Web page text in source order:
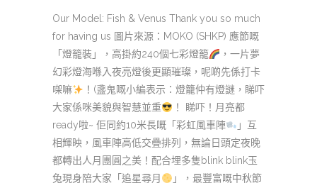
Our Model: Fish & Venus Thank you so much
for having us 圖片來源：MOKO (SHKP) 應節嘅
「燈籠裝」，高掛約240個七彩燈籠
，一片夢
幻彩燈海喺入夜亮燈後更顯璀璨，呢啲先係打卡
㗎嘛
！(盞鬼嘅小編表示：燈籠仲有燈謎，睇吓
大家係咪美貌與智慧並重
！ 睇吓！月亮都
ready啦~ 佢同約10米長嘅「彩虹風車陣
」互
相輝映，風車陣高低交疊排列，無論日頭定夜晚
都轉出人月團圓之美！配合埋多隻blink blink玉
兔現身陪大家「追星尋月
」，最豐富嘅中秋節